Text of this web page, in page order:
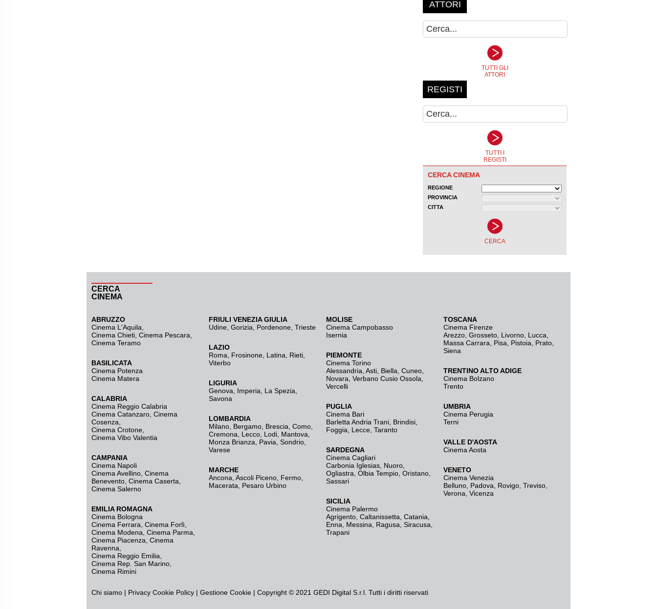
CERCA
CINEMA
ABRUZZO
Cinema L'Aquila
Cinema Chieti, Cinema Pescara,
Cinema Teramo
BASILICATA
Cinema Potenza
Cinema Matera
CALABRIA
Cinema Reggio Calabria
Cinema Catanzaro Cinema
Cosenza
Cinema Crotone
Cinema Vibo Valentia
CAMPANIA
Cinema Napoli
Cinema Avellino Cinema
Benevento Cinema Caserta
Cinema Salerno
EMILIA ROMAGNA
Cinema Bologna
Cinema Ferrara Cinema Forlì
Cinema Modena Cinema Parma
Cinema Piacenza Cinema
Ravenna
Cinema Reggio Emilia
Cinema Rep. San Marino
Cinema Rimini
FRIULI VENEZIA GIULIA
Udine Gorizia Pordenone Trieste
LAZIO
Roma
Frosinone Latina Rieti
Viterbo
LIGURIA
Genova
Imperia La Spezia
Savona
LOMBARDIA
Milano Bergamo Brescia, Como
Cremona
Lecco Lodi Mantova
Monza Brianza
Pavia Sondrio
Varese
MARCHE
Ancona Ascoli Piceno Fermo
Macerata
Pesaro Urbino
MOLISE
Cinema Campobasso
Isernia
PIEMONTE
Cinema Torino
Alessandria Asti Biella Cuneo
Novara Verbano Cusio Ossola
Vercelli
PUGLIA
Cinema Bari
Barletta Andria Trani Brindisi
Foggia
Lecce Taranto
SARDEGNA
Cinema Cagliari
Carbonia Iglesias Nuoro
Ogliastra Olbia Tempio Oristano
Sassari
SICILIA
Cinema Palermo
Agrigento Caltanissetta Catania
Enna
Messina Ragusa Siracusa
Trapani
TOSCANA
Cinema Firenze
Arezzo Grosseto Livorno Lucca
Massa Carrara
Pisa Pistoia Prato
Siena
TRENTINO ALTO ADIGE
Cinema Bolzano
Trento
UMBRIA
Cinema Perugia
Terni
VALLE D'AOSTA
Cinema Aosta
VENETO
Cinema Venezia
Belluno Padova Rovigo Treviso
Verona Vicenza
Chi siamo | Privacy Cookie Policy | Gestione Cookie | Copyright © 2021 GEDI Digital S.r.l. Tutti i diritti riservati